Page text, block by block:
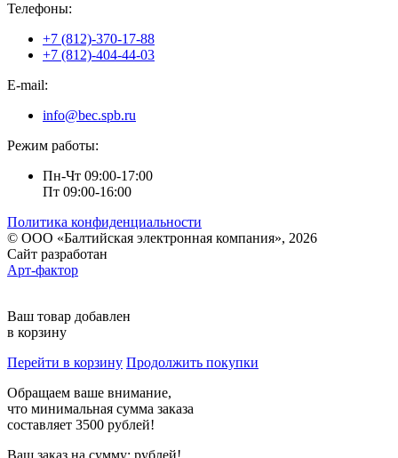
Телефоны:
+7 (812)-370-17-88
+7 (812)-404-44-03
E-mail:
info@bec.spb.ru
Режим работы:
Пн-Чт 09:00-17:00
Пт 09:00-16:00
Политика конфиденциальности
© ООО «Балтийская электронная компания», 2026
Сайт разработан
Арт-фактор
Ваш товар добавлен
в корзину
Перейти в корзину Продолжить покупки
Обращаем ваше внимание,
что минимальная сумма заказа
составляет 3500 рублей!
Ваш заказ на сумму: рублей!